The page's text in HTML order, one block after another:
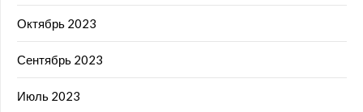
Октябрь 2023
Сентябрь 2023
Июль 2023